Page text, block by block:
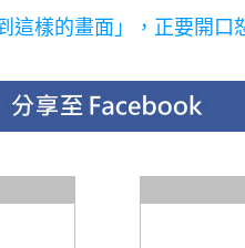
這樣的畫面」，正要開